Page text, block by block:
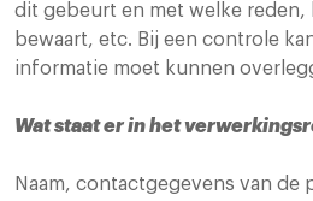
dit gebeurt en met welke reden,
bewaart, etc. Bij een controle
informatie moet kunnen
Wat staat er in het
Naam, contactgegevens van de